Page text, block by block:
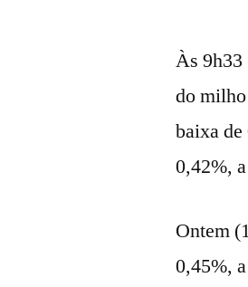
Às 9h33
do
baixa
0,42%,
Ontem
0,45%,